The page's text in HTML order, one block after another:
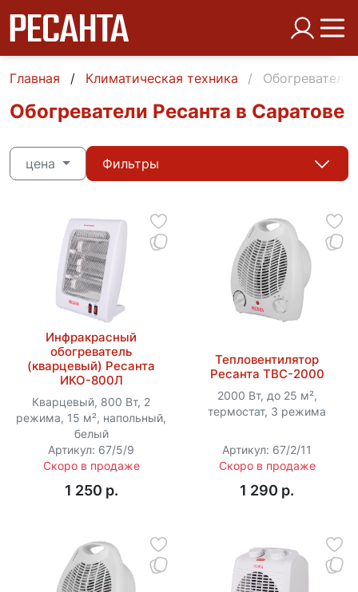
Главная Климатическая техника Обогреватели
Обогреватели Ресанта в Саратове
цена Фильтры
Инфракрасный
обогреватель
(кварцевый) Ресанта
ИКО-800Л
Кварцевый, 800 Вт, 2
режима, 15 м², напольный,
белый
Артикул: 67/5/9
Скоро в продаже
1 250 p.
Тепловентилятор
Ресанта ТВС-2000
2000 Вт, до 25 м²,
термостат, 3 режима
Артикул: 67/2/11
Скоро в продаже
1 290 p.